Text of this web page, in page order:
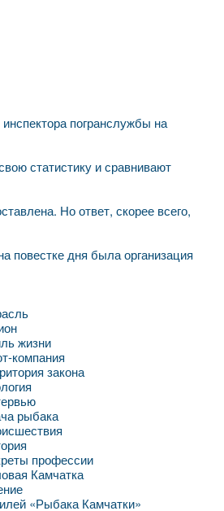
погранслужбы на
статистику и сравнивают
Но ответ, скорее всего,
повестке дня была организация
жизни
компания
закона
рыбака
профессии
Камчатка
«Рыбака Камчатки»